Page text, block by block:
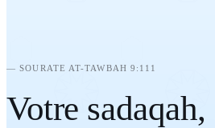
— SOURATE AT-TAWBAH 9:111
Votre sadaqah,